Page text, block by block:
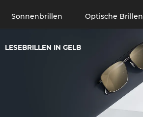
Sonnenbrillen Optische Brillen
LESEBRILLEN IN GELB